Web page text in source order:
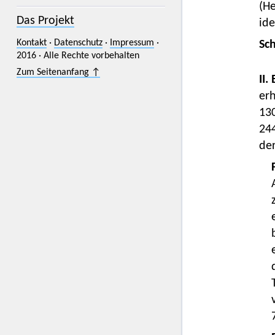
Das Projekt
Kontakt· Datenschutz· Impressum ·
2016 · Alle Rechte vorbehalten
Zum Seitenanfang ↑
II.